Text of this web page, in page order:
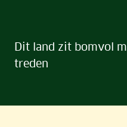
Dit land zit bomvol
treden